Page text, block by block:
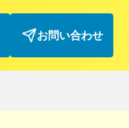
お問い合わせ